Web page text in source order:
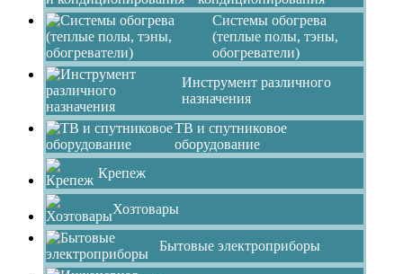
Системы обогрева
(теплые полы, тэны,
обогреватели)
Инструмент различного
назначения
ТВ и спутниковое
оборудование
Крепеж
Хозтовары
Бытовые электроприборы